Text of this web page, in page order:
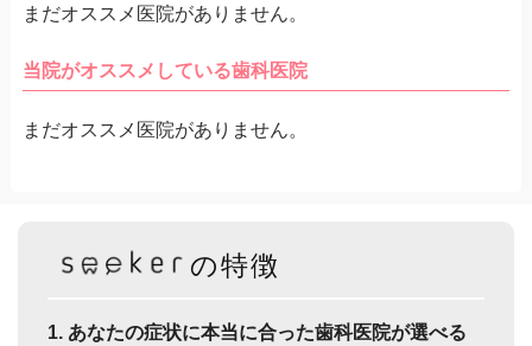
まだオススメ医院がありません。
当院がオススメしている歯科医院
まだオススメ医院がありません。
の特徴
1. あなたの症状に本当に合った歯科医院が選べる